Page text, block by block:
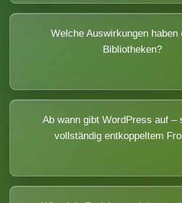
Welche Auswirkungen haben
Bibliotheken?
Ab wann gibt WordPress auf –
vollständig entkoppeltem